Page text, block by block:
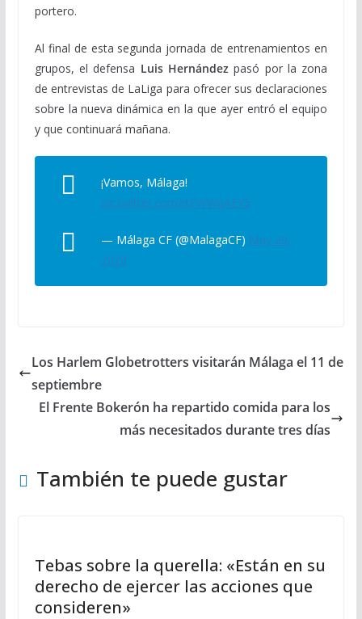
portero.
Al final de esta segunda jornada de entrenamientos en
grupos, el defensa Luis Hernández pasó por la zona
de entrevistas de LaLiga para ofrecer sus declaraciones
sobre la nueva dinámica en la que ayer entró el equipo
y que continuará mañana.
¡Vamos, Málaga!
pic.twitter.com/rtFWWqAEY5
— Málaga CF (@MalagaCF) May 20,
2020
Los Harlem Globetrotters visitarán Málaga el 11 de
septiembre
El Frente Bokerón ha repartido comida para los
más necesitados durante tres días
También te puede gustar
Tebas sobre la querella: «Están en su
derecho de ejercer las acciones que
consideren»